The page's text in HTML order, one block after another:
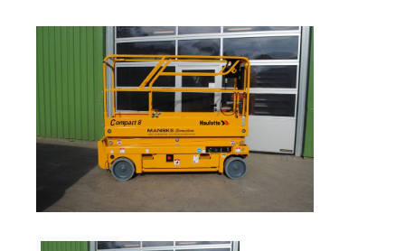
Bagger
Radlader
Fahrzeuge
Stromerzeuger
Vibrationstechnik